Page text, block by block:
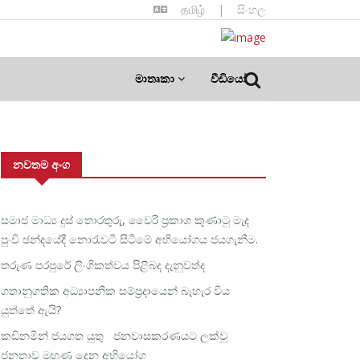
தமிழ் | සිංහල
මාතෘකා වීඩියෝ
නවතම අංග
සමාජ මාධ්‍ය දුස් තොරතුරු, වෛරී ප්‍රකාශ කුණාටු මැද
පුංචි ඡන්දයේදී නොරැවටී සිටීමේ අභියෝගය ජයගැනීම.
තරුණ පරපුරේ ලිංගිකත්වය පිළිබද දැනුවත්ද
ගතානුගතික අධ්‍යාපනික සම්ප්‍රදායෙන් බැහැර විය
යුත්තේ ඇයි?
කඩිනමින් ජයගත යුතු ජනවාසකරණයට ලක්වූ
ජනතාව මුහුණ දෙන අභියෝග